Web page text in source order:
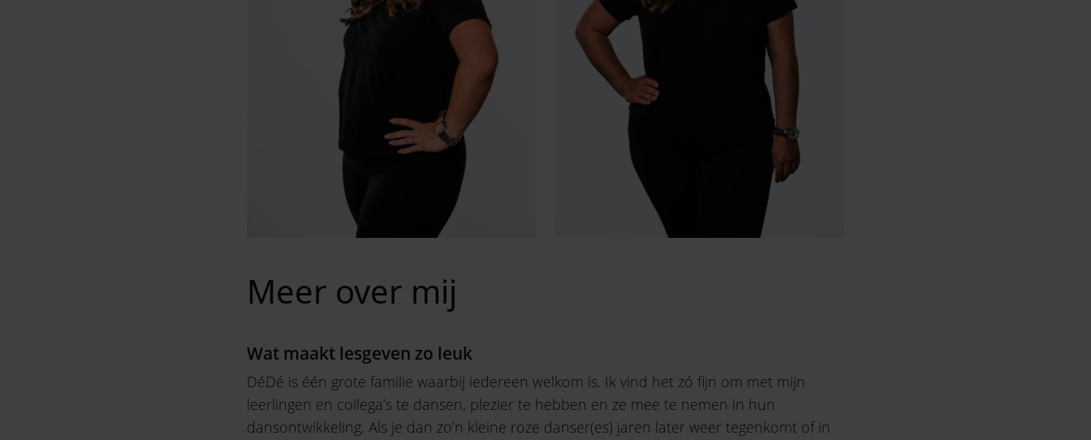
Meer over mij
Wat maakt lesgeven zo leuk
DéDé is één grote familie waarbij iedereen welkom is. Ik vind het zó fijn om met mijn
leerlingen en collega’s te dansen, plezier te hebben en ze mee te nemen in hun
dansontwikkeling. Als je dan zo’n kleine roze danser(es) jaren later weer tegenkomt of in